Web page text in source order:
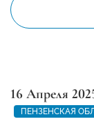
16 Апреля
ПЕНЗЕНСКАЯ